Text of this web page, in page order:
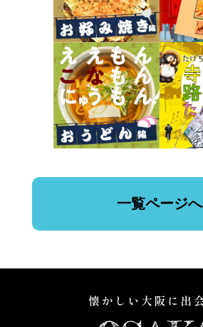
一覧ページへ